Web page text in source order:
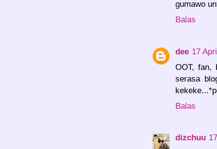
gumawo
Balas
dee 17
OOT, fan,
serasa
Balas
dizchuu